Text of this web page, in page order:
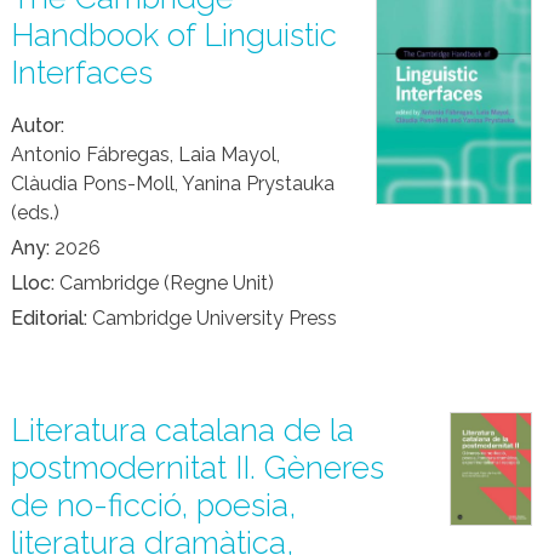
Handbook of Linguistic
Interfaces
Autor
Antonio Fábregas, Laia Mayol,
Clàudia Pons-Moll, Yanina Prystauka
(eds.)
Any 2026
Lloc Cambridge (Regne Unit)
Editorial Cambridge University Press
Literatura catalana de la
postmodernitat II. Gèneres
de no-ficció, poesia,
literatura dramàtica,